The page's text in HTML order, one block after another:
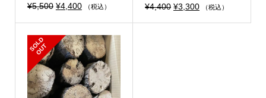
¥5,500 元
格
は
¥5,500
で
し
¥4,400現
価
格
は
¥4,400
で
（税込） ¥4,400 元
¥3,300現（税込）
S
O
L
D
O
U
T